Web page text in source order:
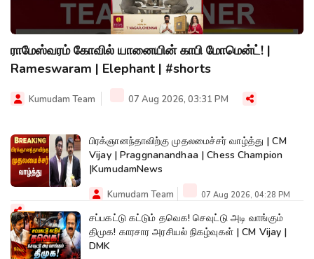
ராமேஸ்வரம் கோவில் யானையின் காபி மோமென்ட்! |
Rameswaram | Elephant | #shorts
Kumudam Team 07 Aug 2026, 03:31 PM
பிரக்ஞானந்தாவிற்கு முதலமைச்சர் வாழ்த்து | CM
Vijay | Praggnanandhaa | Chess Champion
|KumudamNews
Kumudam Team 07 Aug 2026, 04:28 PM
சப்பகட்டு கட்டும் தவெக! செவுட்டு அடி வாங்கும்
திமுக! காரசார அரசியல் நிகழ்வுகள் | CM Vijay |
DMK